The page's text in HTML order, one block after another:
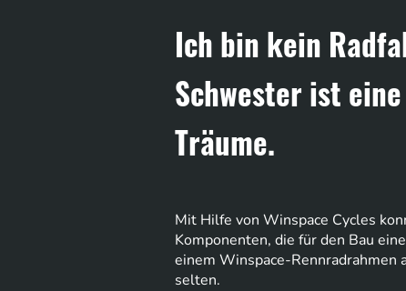
Ich bin kein
Schwester ist
Träume.
Mit Hilfe von Winspace Cycles
Komponenten, die für den Bau
einem Winspace-
selten.